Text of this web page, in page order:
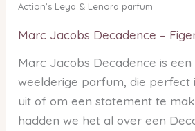
Action’s Leya & Lenora parfum
Marc Jacobs Decadence –
Marc Jacobs Decadence is
weelderige parfum, die perfect
uit of om een statement te
hadden we het al over een